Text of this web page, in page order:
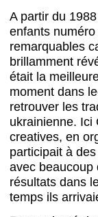
A partir du
enfants
remarquables
brillamment
était la
moment dans
retrouver les
ukrainienne. Ici
creatives, en
participait à
avec beaucoup
résultats dans
temps ils